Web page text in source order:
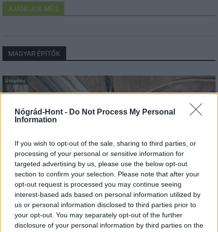
Nógrád-Hont - Do Not Process My Personal
Information
If you wish to opt-out of the sale, sharing to third parties, or
processing of your personal or sensitive information for
targeted advertising by us, please use the below opt-out
section to confirm your selection. Please note that after your
opt-out request is processed you may continue seeing
interest-based ads based on personal information utilized by
us or personal information disclosed to third parties prior to
your opt-out. You may separately opt-out of the further
disclosure of your personal information by third parties on the
AJÁNLJUK MÉG
MAGYAR ÉPÍTŐK
Útépítés
autópálya útépítés M1-es autópálya Bicske
M1 bővítés: már zajlik a teljesen új Bicske Kelet